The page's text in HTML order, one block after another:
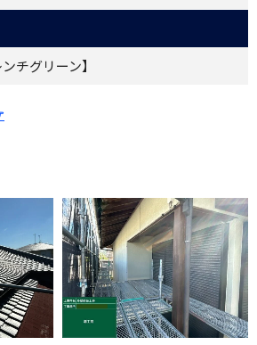
チグリーン】